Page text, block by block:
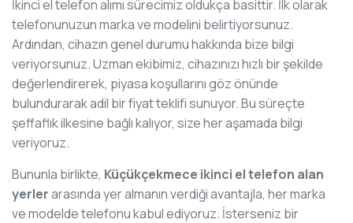
İkinci el telefon alımı sürecimiz oldukça basittir. İlk olarak
telefonunuzun marka ve modelini belirtiyorsunuz.
Ardından, cihazın genel durumu hakkında bize bilgi
veriyorsunuz. Uzman ekibimiz, cihazınızı hızlı bir şekilde
değerlendirerek, piyasa koşullarını göz önünde
bulundurarak adil bir fiyat teklifi sunuyor. Bu süreçte
şeffaflık ilkesine bağlı kalıyor, size her aşamada bilgi
veriyoruz.
Bununla birlikte, Küçükçekmece ikinci el telefon alan
yerlerarasında yer almanın verdiği avantajla, her marka
ve modelde telefonu kabul ediyoruz. İsterseniz bir